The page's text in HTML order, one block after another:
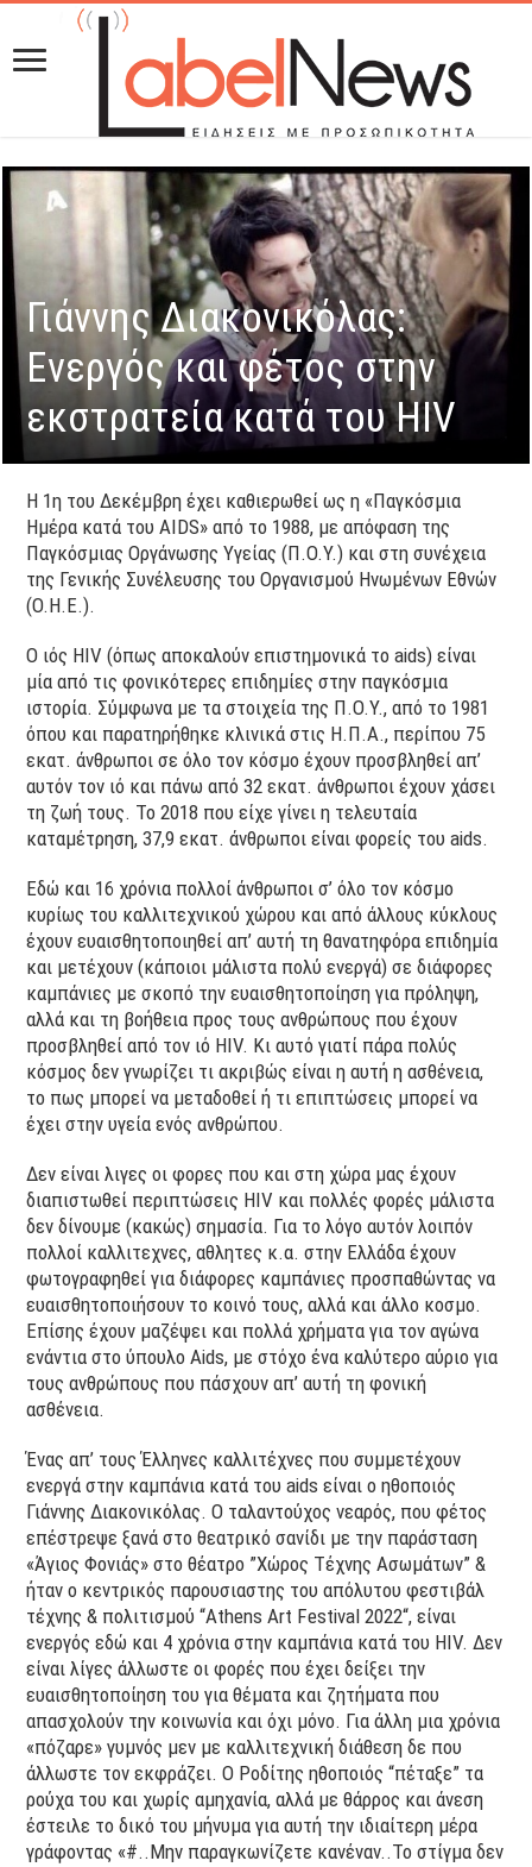
Γιάννης Διακονικόλας:
Ενεργός και φέτος στην
εκστρατεία κατά του HIV
Η 1η του Δεκέμβρη έχει καθιερωθεί ως η «Παγκόσμια
Ημέρα κατά του AIDS» από το 1988, με απόφαση της
Παγκόσμιας Οργάνωσης Υγείας (Π.Ο.Υ.) και στη συνέχεια
της Γενικής Συνέλευσης του Οργανισμού Ηνωμένων Εθνών
(Ο.Η.Ε.).
Ο ιός HIV (όπως αποκαλούν επιστημονικά το aids) είναι
μία από τις φονικότερες επιδημίες στην παγκόσμια
ιστορία. Σύμφωνα με τα στοιχεία της Π.Ο.Υ., από το 1981
όπου και παρατηρήθηκε κλινικά στις Η.Π.Α., περίπου 75
εκατ. άνθρωποι σε όλο τον κόσμο έχουν προσβληθεί απ’
αυτόν τον ιό και πάνω από 32 εκατ. άνθρωποι έχουν χάσει
τη ζωή τους. Το 2018 που είχε γίνει η τελευταία
καταμέτρηση, 37,9 εκατ. άνθρωποι είναι φορείς του aids.
Εδώ και 16 χρόνια πολλοί άνθρωποι σ’ όλο τον κόσμο
κυρίως του καλλιτεχνικού χώρου και από άλλους κύκλους
έχουν ευαισθητοποιηθεί απ’ αυτή τη θανατηφόρα επιδημία
και μετέχουν (κάποιοι μάλιστα πολύ ενεργά) σε διάφορες
καμπάνιες με σκοπό την ευαισθητοποίηση για πρόληψη,
αλλά και τη βοήθεια προς τους ανθρώπους που έχουν
προσβληθεί από τον ιό HIV. Κι αυτό γιατί πάρα πολύς
κόσμος δεν γνωρίζει τι ακριβώς είναι η αυτή η ασθένεια,
το πως μπορεί να μεταδοθεί ή τι επιπτώσεις μπορεί να
έχει στην υγεία ενός ανθρώπου.
Δεν είναι λιγες οι φορες που και στη χώρα μας έχουν
διαπιστωθεί περιπτώσεις HIV και πολλές φορές μάλιστα
δεν δίνουμε (κακώς) σημασία. Για το λόγο αυτόν λοιπόν
πολλοί καλλιτεχνες, αθλητες κ.α. στην Ελλάδα έχουν
φωτογραφηθεί για διάφορες καμπάνιες προσπαθώντας να
ευαισθητοποιήσουν το κοινό τους, αλλά και άλλο κοσμο.
Επίσης έχουν μαζέψει και πολλά χρήματα για τον αγώνα
ενάντια στο ύπουλο Aids, με στόχο ένα καλύτερο αύριο για
τους ανθρώπους που πάσχουν απ’ αυτή τη φονική
ασθένεια.
Ένας απ’ τους Έλληνες καλλιτέχνες που συμμετέχουν
ενεργά στην καμπάνια κατά του aids είναι ο ηθοποιός
Γιάννης Διακονικόλας. Ο ταλαντούχος νεαρός, που φέτος
επέστρεψε ξανά στο θεατρικό σανίδι με την παράσταση
«Άγιος Φονιάς» στο θέατρο ”Χώρος Τέχνης Ασωμάτων” &
ήταν ο κεντρικός παρουσιαστης του απόλυτου φεστιβάλ
τέχνης & πολιτισμού “Athens Art Festival 2022“, είναι
ενεργός εδώ και 4 χρόνια στην καμπάνια κατά του HIV. Δεν
είναι λίγες άλλωστε οι φορές που έχει δείξει την
ευαισθητοποίηση του για θέματα και ζητήματα που
απασχολούν την κοινωνία και όχι μόνο. Για άλλη μια χρόνια
«πόζαρε» γυμνός μεν με καλλιτεχνική διάθεση δε που
άλλωστε τον εκφράζει. Ο Ροδίτης ηθοποιός “πέταξε” τα
ρούχα του και χωρίς αμηχανία, αλλά με θάρρος και άνεση
έστειλε το δικό του μήνυμα για αυτή την ιδιαίτερη μέρα
γράφοντας «#..Μην παραγκωνίζετε κανέναν..Το στίγμα δεν